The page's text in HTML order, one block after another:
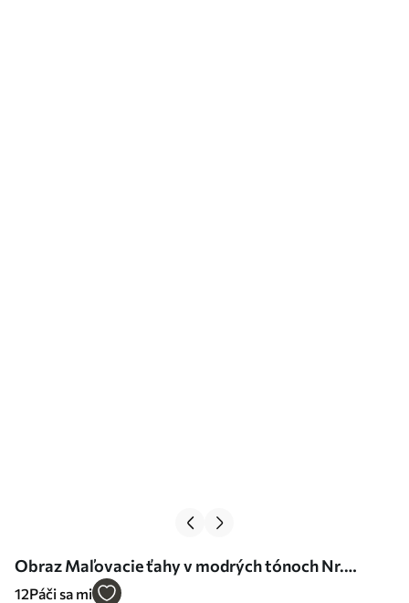
Obraz Maľovacie ťahy v modrých tónoch Nr.
s35714
12Páči sa mi